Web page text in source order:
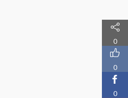
0
0
0